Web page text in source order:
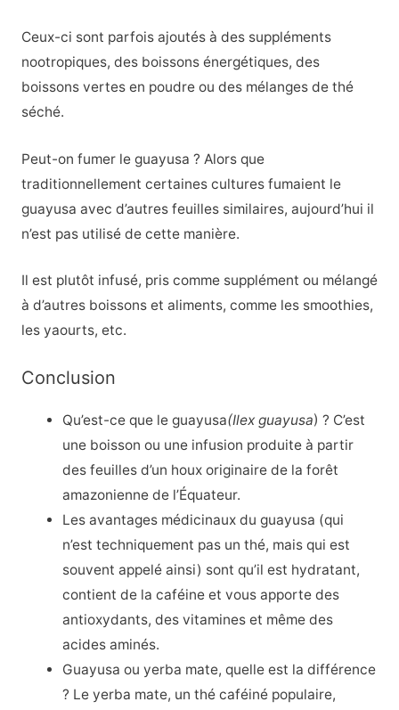
Ceux-ci sont parfois ajoutés à des suppléments
nootropiques, des boissons énergétiques, des
boissons vertes en poudre ou des mélanges de thé
séché.
Peut-on fumer le guayusa ? Alors que
traditionnellement certaines cultures fumaient le
guayusa avec d’autres feuilles similaires, aujourd’hui il
n’est pas utilisé de cette manière.
Il est plutôt infusé, pris comme supplément ou mélangé
à d’autres boissons et aliments, comme les smoothies,
les yaourts, etc.
Conclusion
Qu’est-ce que le guayusa(Ilex guayusa) ? C’est
une boisson ou une infusion produite à partir
des feuilles d’un houx originaire de la forêt
amazonienne de l’Équateur.
Les avantages médicinaux du guayusa (qui
n’est techniquement pas un thé, mais qui est
souvent appelé ainsi) sont qu’il est hydratant,
contient de la caféine et vous apporte des
antioxydants, des vitamines et même des
acides aminés.
Guayusa ou yerba mate, quelle est la différence
? Le yerba mate, un thé caféiné populaire,